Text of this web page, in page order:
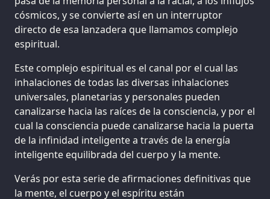
cósmicos, y se convierte así en un interruptor
directo de esa lanzadera que llamamos complejo
espiritual.
Este complejo espiritual es el canal por el cual las
inhalaciones de todas las diversas inhalaciones
universales, planetarias y personales pueden
canalizarse hacia las raíces de la consciencia, y por el
cual la consciencia puede canalizarse hacia la puerta
de la infinidad inteligente a través de la energía
inteligente equilibrada del cuerpo y la mente.
Verás por esta serie de afirmaciones definitivas que
la mente, el cuerpo y el espíritu están